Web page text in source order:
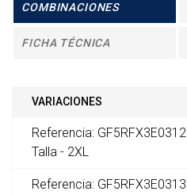
COMBINACIONES
FICHA TÉCNICA
VARIACIONES
Referencia: GF5RFX3E0312
Talla - 2XL
Referencia: GF5RFX3E0313